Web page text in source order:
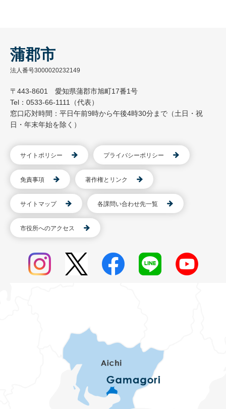
蒲郡市
法人番号3000020232149
〒443-8601 愛知県蒲郡市旭町17番1号
Tel：0533-66-1111（代表）
窓口応対時間：平日午前9時から午後4時30分まで（土日・祝
日・年末年始を除く）
サイトポリシー プライバシーポリシー
免責事項 著作権とリンク
サイトマップ 各課問い合わせ先一覧
市役所へのアクセス